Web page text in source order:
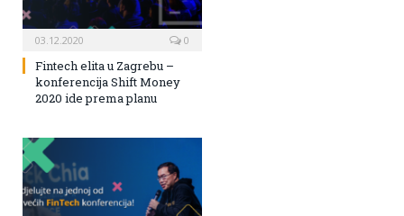
03.12.2020 0
Fintech elita u Zagrebu –
konferencija Shift Money
2020 ide prema planu